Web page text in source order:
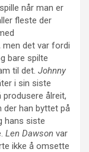
når man er
fleste der
men det var fordi
bare spilte
til det. Johnny
i sin siste
produsere ålreit,
der han byttet på
hans siste
Len Dawson var
ikke å omsette